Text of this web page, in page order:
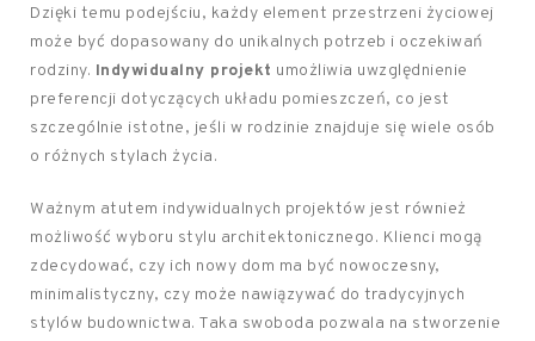
Dzięki temu podejściu, każdy element przestrzeni życiowej
może być dopasowany do unikalnych potrzeb i oczekiwań
rodziny. Indywidualny projekt umożliwia uwzględnienie
preferencji dotyczących układu pomieszczeń, co jest
szczególnie istotne, jeśli w rodzinie znajduje się wiele osób
o różnych stylach życia.
Ważnym atutem indywidualnych projektów jest również
możliwość wyboru stylu architektonicznego. Klienci mogą
zdecydować, czy ich nowy dom ma być nowoczesny,
minimalistyczny, czy może nawiązywać do tradycyjnych
stylów budownictwa. Taka swoboda pozwala na stworzenie